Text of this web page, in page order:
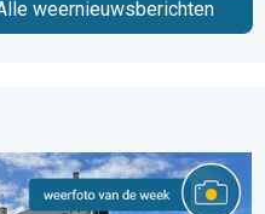
weernieuwsberichten
uploader. . . zaterdag